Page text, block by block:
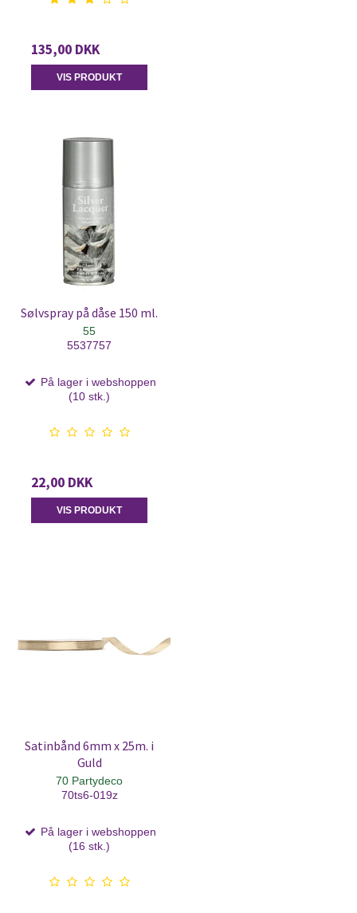
135,00 DKK
VIS PRODUKT
Sølvspray på dåse 150 ml.
55
5537757
På lager i webshoppen
(10 stk.)
22,00 DKK
VIS PRODUKT
Satinbånd 6mm x 25m. i
Guld
70 Partydeco
70ts6-019z
På lager i webshoppen
(16 stk.)